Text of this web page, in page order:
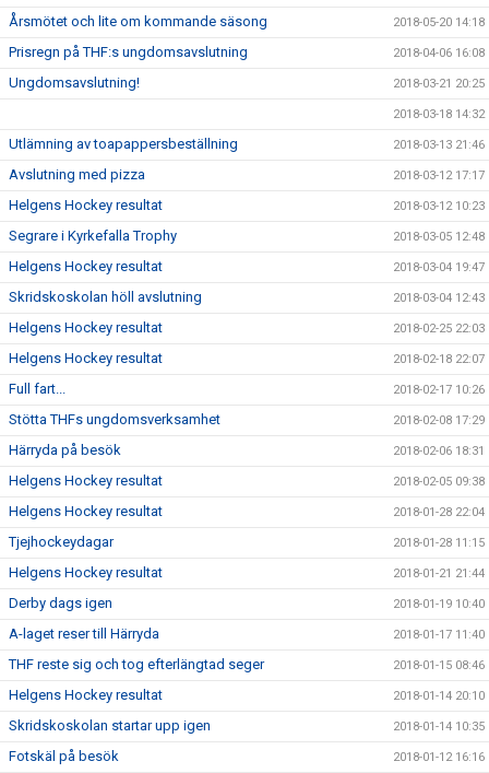
Årsmötet och lite om kommande säsong 2018-05-20 14:18
Prisregn på THF:s ungdomsavslutning 2018-04-06 16:08
Ungdomsavslutning! 2018-03-21 20:25
2018-03-18 14:32
Utlämning av toapappersbeställning 2018-03-13 21:46
Avslutning med pizza 2018-03-12 17:17
Helgens Hockey resultat 2018-03-12 10:23
Segrare i Kyrkefalla Trophy 2018-03-05 12:48
Helgens Hockey resultat 2018-03-04 19:47
Skridskoskolan höll avslutning 2018-03-04 12:43
Helgens Hockey resultat 2018-02-25 22:03
Helgens Hockey resultat 2018-02-18 22:07
Full fart... 2018-02-17 10:26
Stötta THFs ungdomsverksamhet 2018-02-08 17:29
Härryda på besök 2018-02-06 18:31
Helgens Hockey resultat 2018-02-05 09:38
Helgens Hockey resultat 2018-01-28 22:04
Tjejhockeydagar 2018-01-28 11:15
Helgens Hockey resultat 2018-01-21 21:44
Derby dags igen 2018-01-19 10:40
A-laget reser till Härryda 2018-01-17 11:40
THF reste sig och tog efterlängtad seger 2018-01-15 08:46
Helgens Hockey resultat 2018-01-14 20:10
Skridskoskolan startar upp igen 2018-01-14 10:35
Fotskäl på besök 2018-01-12 16:16